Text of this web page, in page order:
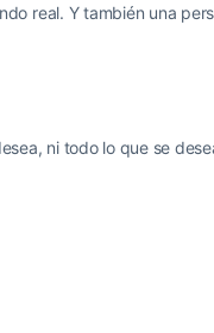
real. Y también una
ni todo lo que se